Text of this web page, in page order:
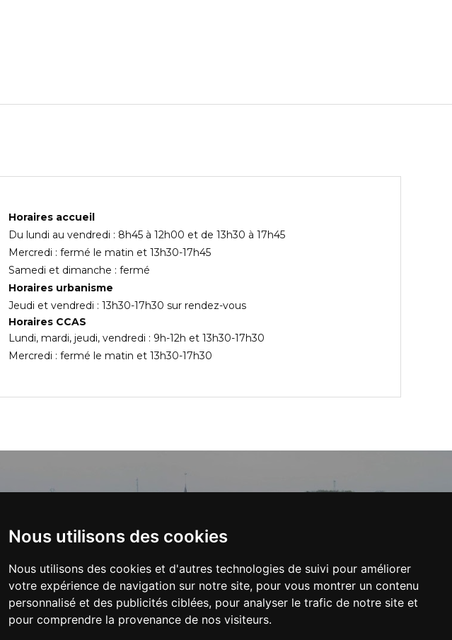
Nous utilisons des cookies
Nous utilisons des cookies et d'autres technologies de suivi pour améliorer
votre expérience de navigation sur notre site, pour vous montrer un contenu
personnalisé et des publicités ciblées, pour analyser le trafic de notre site et
pour comprendre la provenance de nos visiteurs.
Horaires accueil
Du lundi au vendredi : 8h45 à 12h00 et de 13h30 à 17h45
Mercredi : fermé le matin et 13h30-17h45
Samedi et dimanche : fermé
Horaires urbanisme
Jeudi et vendredi : 13h30-17h30 sur rendez-vous
Horaires CCAS
Lundi, mardi, jeudi, vendredi : 9h-12h et 13h30-17h30
Mercredi : fermé le matin et 13h30-17h30
DE VOTRE VILLE
Télécharger sur Google Play